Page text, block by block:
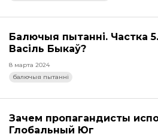
Балючыя пытанні. Частка
Васіль Быкаў?
8 марта 2024
балючыя пытанні
Зачем пропагандисты
Глобальный Юг